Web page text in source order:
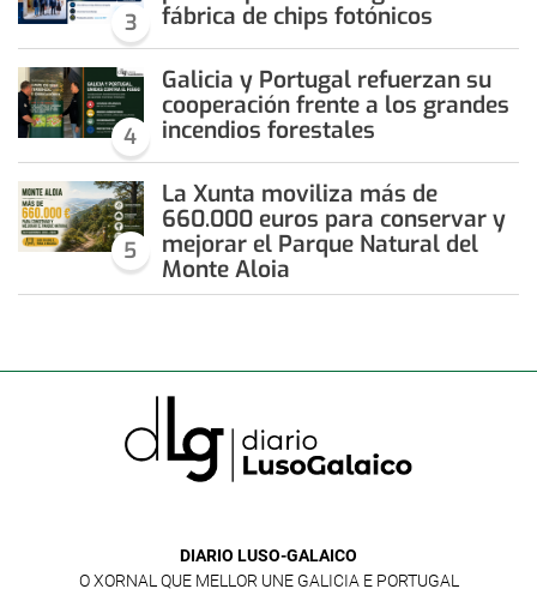
3
fábrica de chips fotónicos
4
Galicia y Portugal refuerzan su
cooperación frente a los grandes
incendios forestales
5
La Xunta moviliza más de
660.000 euros para conservar y
mejorar el Parque Natural del
Monte Aloia
DIARIO LUSO-GALAICO
O XORNAL QUE MELLOR UNE GALICIA E PORTUGAL